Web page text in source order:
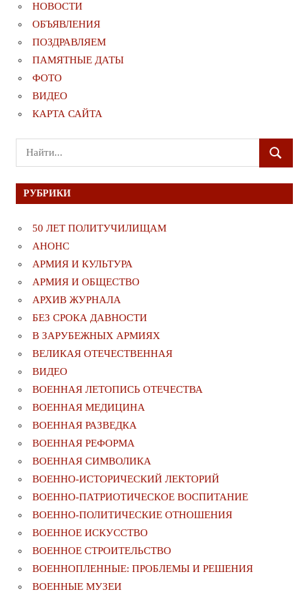
НОВОСТИ
ОБЪЯВЛЕНИЯ
ПОЗДРАВЛЯЕМ
ПАМЯТНЫЕ ДАТЫ
ФОТО
ВИДЕО
КАРТА САЙТА
Поиск
для:
ПОИСК
РУБРИКИ
50 ЛЕТ ПОЛИТУЧИЛИЩАМ
АНОНС
АРМИЯ И КУЛЬТУРА
АРМИЯ И ОБЩЕСТВО
АРХИВ ЖУРНАЛА
БЕЗ СРОКА ДАВНОСТИ
В ЗАРУБЕЖНЫХ АРМИЯХ
ВЕЛИКАЯ ОТЕЧЕСТВЕННАЯ
ВИДЕО
ВОЕННАЯ ЛЕТОПИСЬ ОТЕЧЕСТВА
ВОЕННАЯ МЕДИЦИНА
ВОЕННАЯ РАЗВЕДКА
ВОЕННАЯ РЕФОРМА
ВОЕННАЯ СИМВОЛИКА
ВОЕННО-ИСТОРИЧЕСКИЙ ЛЕКТОРИЙ
ВОЕННО-ПАТРИОТИЧЕСКОЕ ВОСПИТАНИЕ
ВОЕННО-ПОЛИТИЧЕСКИE ОТНОШЕНИЯ
ВОЕННОЕ ИСКУССТВО
ВОЕННОЕ СТРОИТЕЛЬСТВО
ВОЕННОПЛЕННЫЕ: ПРОБЛЕМЫ И РЕШЕНИЯ
ВОЕННЫЕ МУЗЕИ